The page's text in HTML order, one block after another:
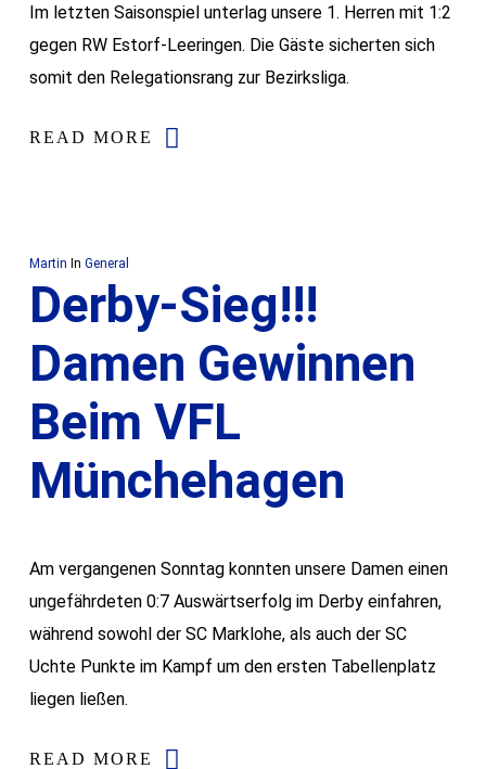
Im letzten Saisonspiel unterlag unsere 1. Herren mit 1:2
gegen RW Estorf-Leeringen. Die Gäste sicherten sich
somit den Relegationsrang zur Bezirksliga.
READ MORE
Martin In General
Derby-Sieg!!!
Damen Gewinnen
Beim VFL
Münchehagen
Am vergangenen Sonntag konnten unsere Damen einen
ungefährdeten 0:7 Auswärtserfolg im Derby einfahren,
während sowohl der SC Marklohe, als auch der SC
Uchte Punkte im Kampf um den ersten Tabellenplatz
liegen ließen.
READ MORE